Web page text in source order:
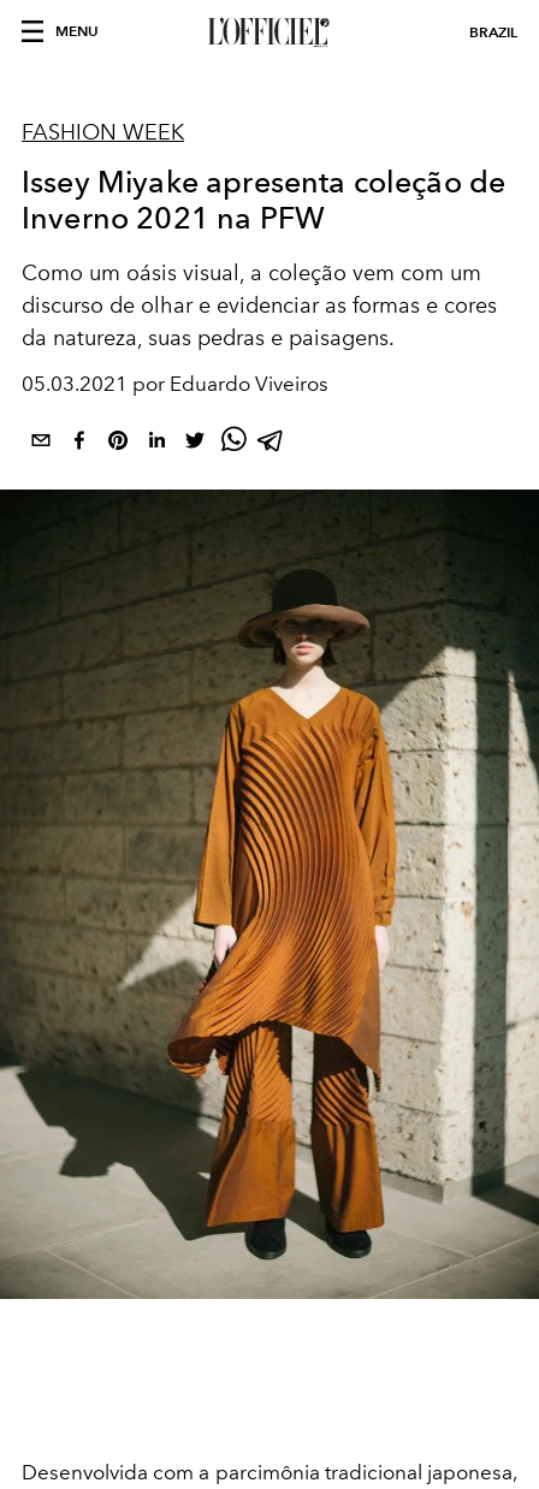
MENU BRAZIL
FASHION WEEK
Issey Miyake apresenta coleção de
Inverno 2021 na PFW
Como um oásis visual, a coleção vem com um
discurso de olhar e evidenciar as formas e cores
da natureza, suas pedras e paisagens.
05.03.2021 por Eduardo Viveiros
Desenvolvida com a parcimônia tradicional japonesa,